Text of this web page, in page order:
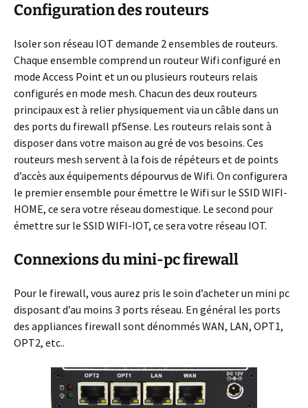
Configuration des routeurs
Isoler son réseau IOT demande 2 ensembles de routeurs.
Chaque ensemble comprend un routeur Wifi configuré en
mode Access Point et un ou plusieurs routeurs relais
configurés en mode mesh. Chacun des deux routeurs
principaux est à relier physiquement via un câble dans un
des ports du firewall pfSense. Les routeurs relais sont à
disposer dans votre maison au gré de vos besoins. Ces
routeurs mesh servent à la fois de répéteurs et de points
d’accès aux équipements dépourvus de Wifi. On configurera
le premier ensemble pour émettre le Wifi sur le SSID WIFI-
HOME, ce sera votre réseau domestique. Le second pour
émettre sur le SSID WIFI-IOT, ce sera votre réseau IOT.
Connexions du mini-pc firewall
Pour le firewall, vous aurez pris le soin d’acheter un mini pc
disposant d’au moins 3 ports réseau. En général les ports
des appliances firewall sont dénommés WAN, LAN, OPT1,
OPT2, etc..